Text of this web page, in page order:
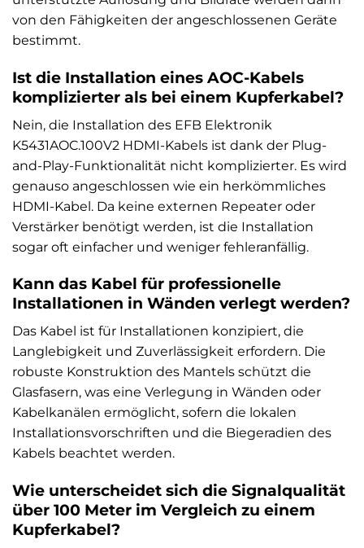
von den Fähigkeiten der angeschlossenen Geräte
bestimmt.
Ist die Installation eines AOC-Kabels
komplizierter als bei einem Kupferkabel?
Nein, die Installation des EFB Elektronik
K5431AOC.100V2 HDMI-Kabels ist dank der Plug-
and-Play-Funktionalität nicht komplizierter. Es wird
genauso angeschlossen wie ein herkömmliches
HDMI-Kabel. Da keine externen Repeater oder
Verstärker benötigt werden, ist die Installation
sogar oft einfacher und weniger fehleranfällig.
Kann das Kabel für professionelle
Installationen in Wänden verlegt werden?
Das Kabel ist für Installationen konzipiert, die
Langlebigkeit und Zuverlässigkeit erfordern. Die
robuste Konstruktion des Mantels schützt die
Glasfasern, was eine Verlegung in Wänden oder
Kabelkanälen ermöglicht, sofern die lokalen
Installationsvorschriften und die Biegeradien des
Kabels beachtet werden.
Wie unterscheidet sich die Signalqualität
über 100 Meter im Vergleich zu einem
Kupferkabel?